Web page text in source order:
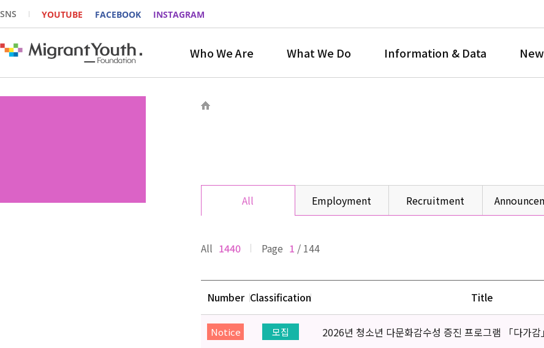
SNS YOUTUBE FACEBOOK INSTAGRAM
Who We Are What We Do Information & Data
All Employment Recruitment
All 1440 Page 1 / 144
Number Classification Title
Notice 모집 2026년 청소년 다문화감수성 증진 프로그램 「다가